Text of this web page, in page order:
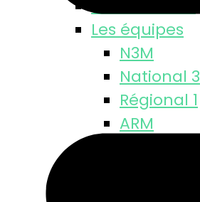
Les équipes
N3M
National 3
Régional 1
ARM